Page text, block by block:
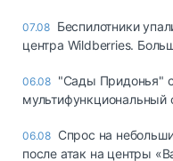
07.08 Беспилотники
центра Wildberries.
06.08 "Сады Придонья"
мультифункциональный
06.08 Спрос на
после атак на центры